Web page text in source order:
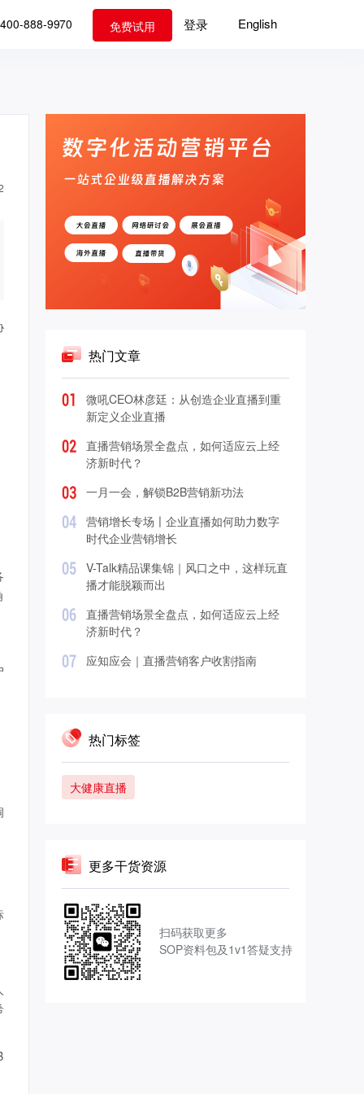
400-888-9970 免费试用 登录 English
热门文章
微吼CEO林彦廷：从创造企业直播到重
新定义企业直播
直播营销场景全盘点，如何适应云上经
济新时代？
一月一会，解锁B2B营销新功法
营销增长专场〡企业直播如何助力数字
时代企业营销增长
V-Talk精品课集锦｜风口之中，这样玩直
播才能脱颖而出
直播营销场景全盘点，如何适应云上经
济新时代？
应知应会｜直播营销客户收割指南
热门标签
大健康直播
更多干货资源
扫码获取更多
SOP资料包及1v1答疑支持